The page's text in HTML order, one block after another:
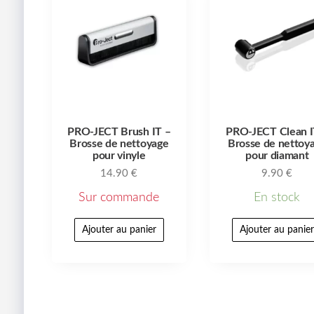
PRO-JECT Brush IT –
Brosse de nettoyage
pour vinyle
14.90€
Sur commande
Ajouter au panier
PRO-JECT Clean
Brosse de
pour diamant
9.90€
En stock
Ajouter au panier